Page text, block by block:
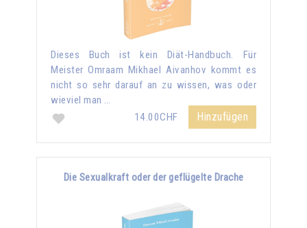
Dieses Buch ist kein Diät-Handbuch. Für
Meister Omraam Mikhael Aivanhov kommt es
nicht so sehr darauf an zu wissen, was oder
wieviel man …
14.00CHF
Hinzufügen
Die Sexualkraft oder der geflügelte Drache